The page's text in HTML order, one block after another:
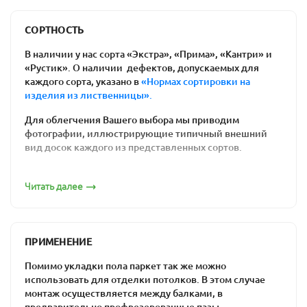
простудятся, резвясь на полу. Возникновение
не грозит.
Соблюдение экологических требований к
материалам отделки внутри помещений.
Доска состоит целиком из натуральной
древесины.
Простота ремонта напольного покрытия: вам
новые.
дорогим, чем половая доска из предлагаемых
нами пород древесины. Встречаются и
уникальные по стоимости товары -дешевая
паркетная досказа счет низкого сорта. При
СОРТНОСТЬ
В наличии у нас сорта «Экстра», «Прима», «Кантри» и
«Рустик». О наличии дефектов, допускаемых для
каждого сорта, указано в«Нормах сортировки на
изделия из лиственницы».
Для облегчения Вашего выбора мы приводим
фотографии, иллюстрирующие типичный внешний
вид досок каждого из представленных сортов.
Читать далее
ПРИМЕНЕНИЕ
Помимо укладки пола паркет так же можно
использовать для отделки потолков. В этом случае
монтаж осуществляется между балками, в